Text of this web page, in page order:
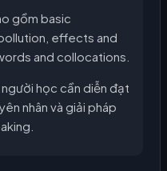
gồm basic
effects and
and collocations.
học cần diễn đạt
nhân và giải pháp